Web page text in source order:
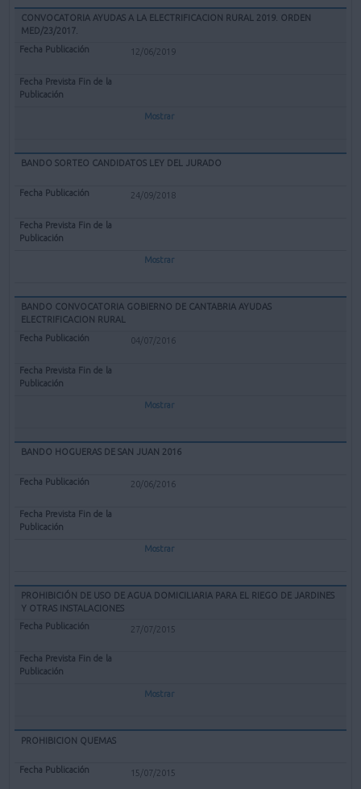
CONVOCATORIA AYUDAS A LA ELECTRIFICACION RURAL 2019. ORDEN
MED/23/2017.
12/06/2019
Mostrar
BANDO SORTEO CANDIDATOS LEY DEL JURADO
24/09/2018
Mostrar
BANDO CONVOCATORIA GOBIERNO DE CANTABRIA AYUDAS
ELECTRIFICACION RURAL
04/07/2016
Mostrar
BANDO HOGUERAS DE SAN JUAN 2016
20/06/2016
Mostrar
PROHIBICIÓN DE USO DE AGUA DOMICILIARIA PARA EL RIEGO DE JARDINES
Y OTRAS INSTALACIONES
27/07/2015
Mostrar
PROHIBICION QUEMAS
15/07/2015